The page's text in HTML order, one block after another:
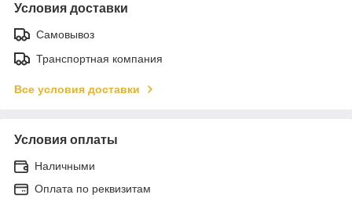
Условия доставки
Самовывоз
Транспортная компания
Все условия доставки
Условия оплаты
Наличными
Оплата по реквизитам